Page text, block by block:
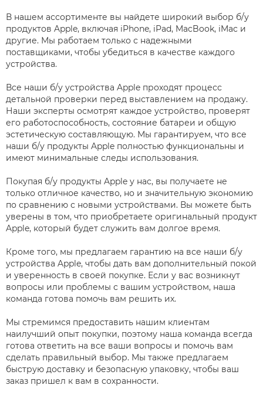
В нашем ассортименте вы найдете широкий выбор б/у
продуктов Apple, включая iPhone, iPad, MacBook, iMac и
другие. Мы работаем только с надежными
поставщиками, чтобы убедиться в качестве каждого
устройства.
Все наши б/у устройства Apple проходят процесс
детальной проверки перед выставлением на продажу.
Наши эксперты осмотрят каждое устройство, проверят
его работоспособность, состояние батареи и общую
эстетическую составляющую. Мы гарантируем, что все
наши б/у продукты Apple полностью функциональны и
имеют минимальные следы использования.
Покупая б/у продукты Apple у нас, вы получаете не
только отличное качество, но и значительную экономию
по сравнению с новыми устройствами. Вы можете быть
уверены в том, что приобретаете оригинальный продукт
Apple, который будет служить вам долгое время.
Кроме того, мы предлагаем гарантию на все наши б/у
устройства Apple, чтобы дать вам дополнительный покой
и уверенность в своей покупке. Если у вас возникнут
вопросы или проблемы с вашим устройством, наша
команда готова помочь вам решить их.
Мы стремимся предоставить нашим клиентам
наилучший опыт покупки, поэтому наша команда всегда
готова ответить на все ваши вопросы и помочь вам
сделать правильный выбор. Мы также предлагаем
быструю доставку и безопасную упаковку, чтобы ваш
заказ пришел к вам в сохранности.